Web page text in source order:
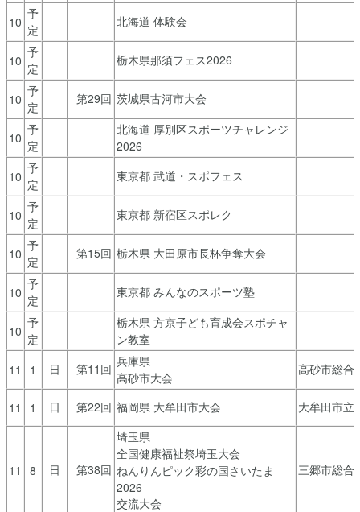
10
予
定
北海道 体験会
10
予
定
栃木県那須フェス2026
10
予
定
第29回 茨城県古河市大会
10
予
定
北海道 厚別区スポーツチャレンジ
2026
10
予
定
東京都 武道・スポフェス
10
予
定
東京都 新宿区スポレク
10
予
定
第15回 栃木県 大田原市長杯争奪大会
10
予
定
東京都 みんなのスポーツ塾
10
予
定
栃木県 方京子ども育成会スポチャ
ン教室
11
1 日 第11回 兵庫県
高砂市大会
高砂市総合
11 1 日 第22回 福岡県 大牟田市大会 大牟田市立
11 8 日 第38回
埼玉県
全国健康福祉祭埼玉大会
ねんりんピック彩の国さいたま
2026
交流大会
三郷市総合